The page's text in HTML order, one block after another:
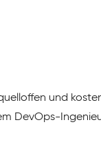
und
DevOps-